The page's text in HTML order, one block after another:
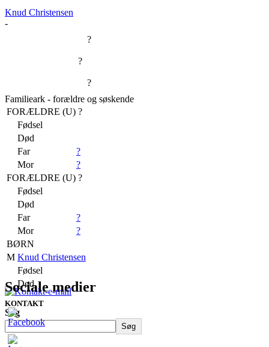
Knud Christensen
-
?
?
?
Familieark - forældre og søskende
FORÆLDRE (U) ?
Fødsel
Død
Far
?
Mor
?
FORÆLDRE (U) ?
Fødsel
Død
Far
?
Mor
?
BØRN
M Knud Christensen
Fødsel
Død
KONTAKT
Sociale medier
Søg
Søg